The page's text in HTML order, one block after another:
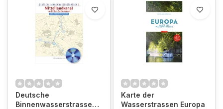
Deutsche
Binnenwasserstrassen 1
Karte der
Wasserstrassen Europa